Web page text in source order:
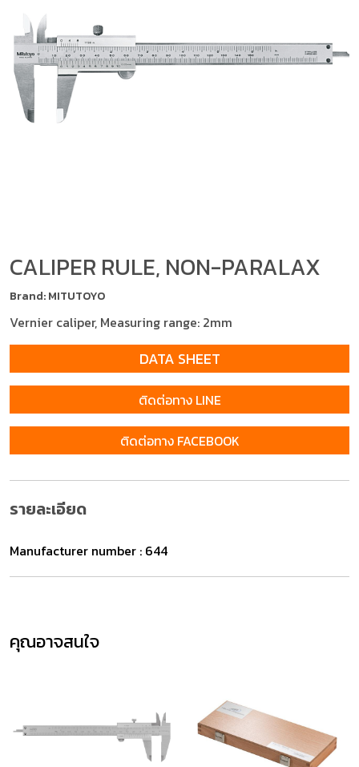
CALIPER RULE, NON-PARALAX
Brand: MITUTOYO
Vernier caliper, Measuring range: 2mm
DATA SHEET
ติดต่อทาง LINE
ติดต่อทาง FACEBOOK
รายละเอียด
Manufacturer number : 644
คุณอาจสนใจ